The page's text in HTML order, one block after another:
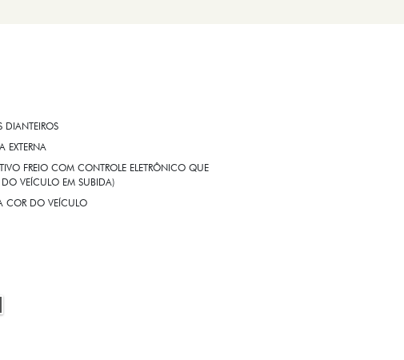
DIANTEIROS
EXTERNA
FREIO COM CONTROLE ELETRÔNICO QUE
VEÍCULO EM SUBIDA)
COR DO VEÍCULO